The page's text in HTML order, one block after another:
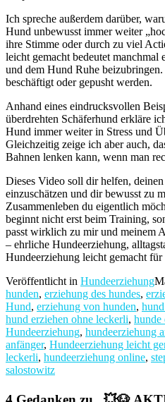
Ich spreche außerdem darüber,
Hund unbewusst immer weiter
ihre Stimme oder durch zu viel
leicht gemacht bedeutet manchmal
und dem Hund Ruhe
beschäftigt oder gepusht werden.
Anhand eines eindrucksvollen
überdrehten Schäferhund erkläre
Hund immer weiter in Stress und
Gleichzeitig zeige ich aber auch,
Bahnen lenken kann, wenn man
Dieses Video soll dir helfen,
einzuschätzen und dir bewusst zu
Zusammenleben du eigentlich
beginnt nicht erst beim Training,
passt wirklich zu mir und meinem
– ehrliche Hundeerziehung,
Hundeerziehung leicht gemacht für
Veröffentlicht in Hundeerziehung
hunden, erziehung des hundes,
Hund, erziehung von hunden,
hund erziehen ohne leckerli, hunde
Hundeerziehung, hundeerziehung
anfänger, Hundeerziehung leicht
leckerli, hundeerziehung online,
salostowitz